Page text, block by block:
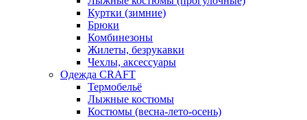
Куртки (зимние)
Брюки
Комбинезоны
Жилеты, безрукавки
Чехлы, аксессуары
Одежда CRAFT
Термобельё
Лыжные костюмы
Костюмы (весна-лето-осень)